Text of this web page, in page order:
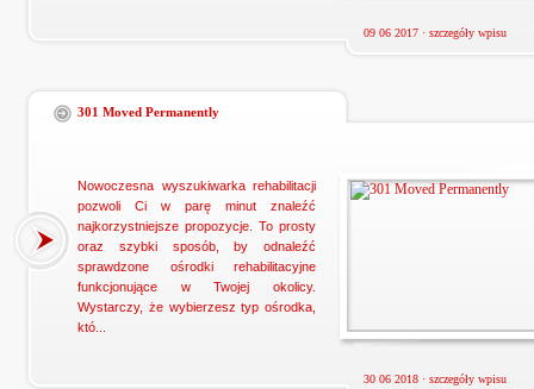
09 06 2017 · szczegóły wpisu
301 Moved Permanently
Nowoczesna wyszukiwarka rehabilitacji
pozwoli Ci w parę minut znaleźć
najkorzystniejsze propozycje. To prosty
oraz szybki sposób, by odnaleźć
sprawdzone ośrodki rehabilitacyjne
funkcjonujące w Twojej okolicy.
Wystarczy, że wybierzesz typ ośrodka,
któ...
30 06 2018 · szczegóły wpisu